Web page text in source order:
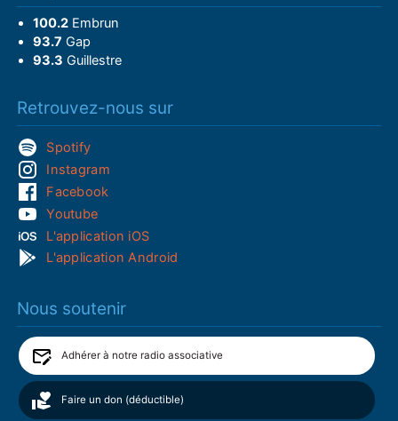
100.2Embrun
93.7 Gap
93.3 Guillestre
Retrouvez-nous sur
Spotify
Instagram
Facebook
Youtube
L'application iOS
L'application Android
Nous soutenir
Adhérer à notre radio associative
Faire un don (déductible)